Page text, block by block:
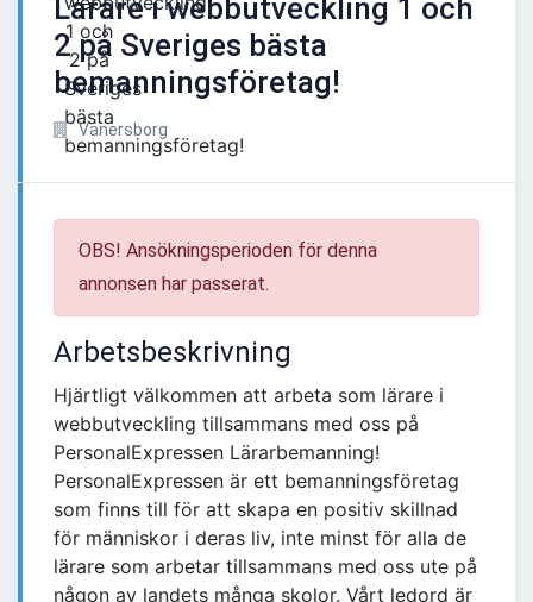
Lärare i webbutveckling 1 och
2 på Sveriges bästa
bemanningsföretag!
Vänersborg
OBS! Ansökningsperioden för denna
annonsen har passerat.
Arbetsbeskrivning
Hjärtligt välkommen att arbeta som lärare i
webbutveckling tillsammans med oss på
PersonalExpressen Lärarbemanning!
PersonalExpressen är ett bemanningsföretag
som finns till för att skapa en positiv skillnad
för människor i deras liv, inte minst för alla de
lärare som arbetar tillsammans med oss ute på
någon av landets många skolor. Vårt ledord är